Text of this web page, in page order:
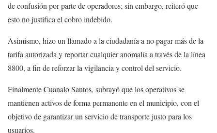
de confusión por parte de operadores; sin embargo, reiteró que
esto no justifica el cobro indebido.
Asimismo, hizo un llamado a la ciudadanía a no pagar más de la
tarifa autorizada y reportar cualquier anomalía a través de la línea
8800, a fin de reforzar la vigilancia y control del servicio.
Finalmente Cuanalo Santos, subrayó que los operativos se
mantienen activos de forma permanente en el municipio, con el
objetivo de garantizar un servicio de transporte justo para los
usuarios.